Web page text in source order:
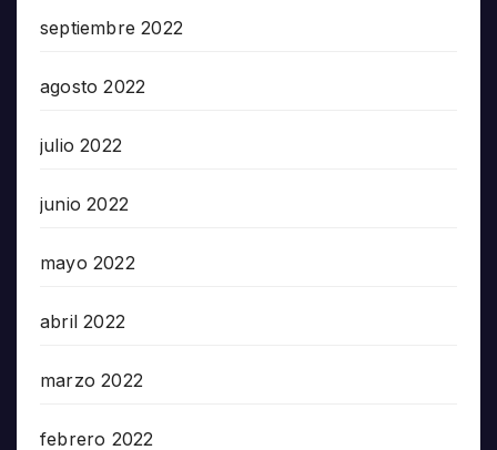
septiembre 2022
agosto 2022
julio 2022
junio 2022
mayo 2022
abril 2022
marzo 2022
febrero 2022